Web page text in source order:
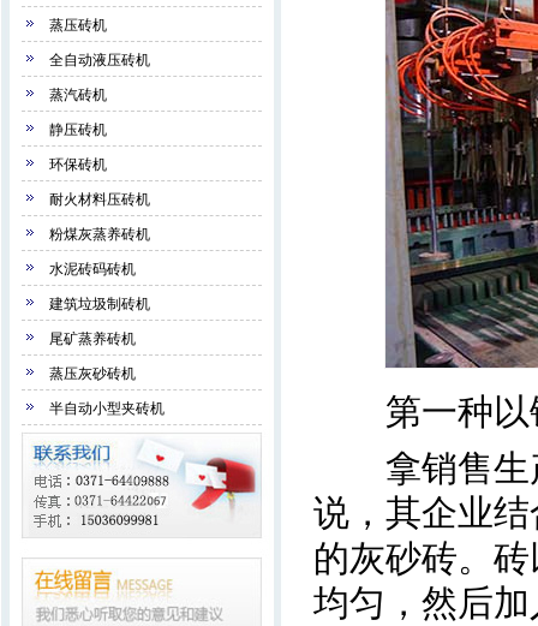
蒸压砖机
全自动液压砖机
蒸汽砖机
静压砖机
环保砖机
耐火材料压砖机
粉煤灰蒸养砖机
水泥砖码砖机
建筑垃圾制砖机
尾矿蒸养砖机
蒸压灰砂砖机
半自动小型夹砖机
第一种以铁
拿销售生产
说，其企业
的灰砂砖。
均匀，然后